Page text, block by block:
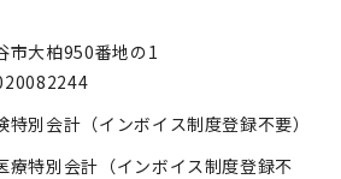
市大柏950番地の1
別会計（インボイス制度登録不要）
療特別会計（インボイス制度登録不